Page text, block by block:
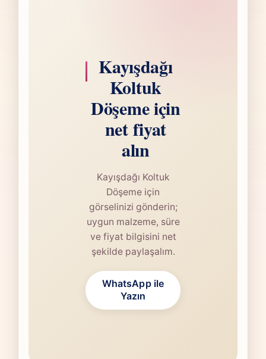
Kayışdağı
Koltuk
Döşeme için
net fiyat
alın
Kayışdağı Koltuk
Döşeme için
görselinizi gönderin;
uygun malzeme, süre
ve fiyat bilgisini net
şekilde paylaşalım.
WhatsApp ile
Yazın